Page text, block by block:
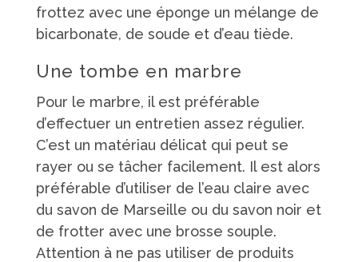
frottez avec une éponge un mélange de
bicarbonate, de soude et d’eau tiède.
Une tombe en marbre
Pour le marbre, il est préférable
d’effectuer un entretien assez régulier.
C’est un matériau délicat qui peut se
rayer ou se tâcher facilement. Il est alors
préférable d’utiliser de l’eau claire avec
du savon de Marseille ou du savon noir et
de frotter avec une brosse souple.
Attention à ne pas utiliser de produits